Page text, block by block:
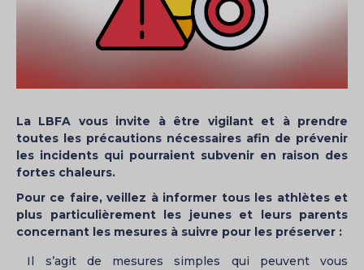
La LBFA vous invite à être vigilant et à prendre
toutes les précautions nécessaires afin de prévenir
les incidents qui pourraient subvenir en raison des
fortes chaleurs.
Pour ce faire, veillez à informer tous les athlètes et
plus particulièrement les jeunes et leurs parents
concernant les mesures à suivre pour les préserver :
Il s’agit de mesures simples qui peuvent vous